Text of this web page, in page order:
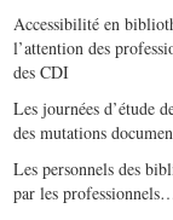
Accessibilité en
l’attention des
des CDI
Les journées d’étude
des mutations
Les personnels des
par les